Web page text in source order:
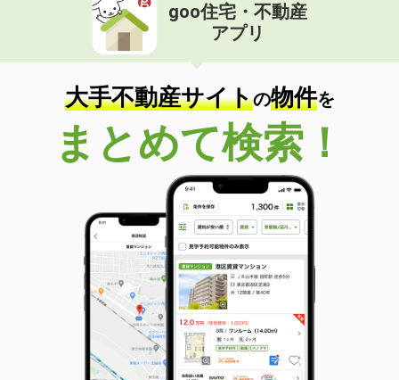
goo住宅・不動産
アプリ
大手不動産サイトの物件を
まとめて検索！